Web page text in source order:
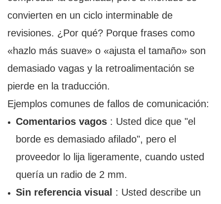
convierten en un ciclo interminable de
revisiones. ¿Por qué? Porque frases como
«hazlo más suave» o «ajusta el tamaño» son
demasiado vagas y la retroalimentación se
pierde en la traducción.
Ejemplos comunes de fallos de comunicación:
Comentarios vagos: Usted dice que "el
borde es demasiado afilado", pero el
proveedor lo lija ligeramente, cuando usted
quería un radio de 2 mm.
Sin referencia visual : Usted describe un